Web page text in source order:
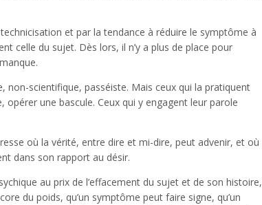
et par la tendance à réduire le symptôme à
celle du sujet. Dès lors, il n’y a plus de place pour
non-scientifique, passéiste. Mais ceux qui la pratiquent
une bascule. Ceux qui y engagent leur parole
où la vérité, entre dire et mi-dire, peut advenir, et où
dans son rapport au désir.
au prix de l’effacement du sujet et de son histoire,
du poids, qu’un symptôme peut faire signe, qu’un